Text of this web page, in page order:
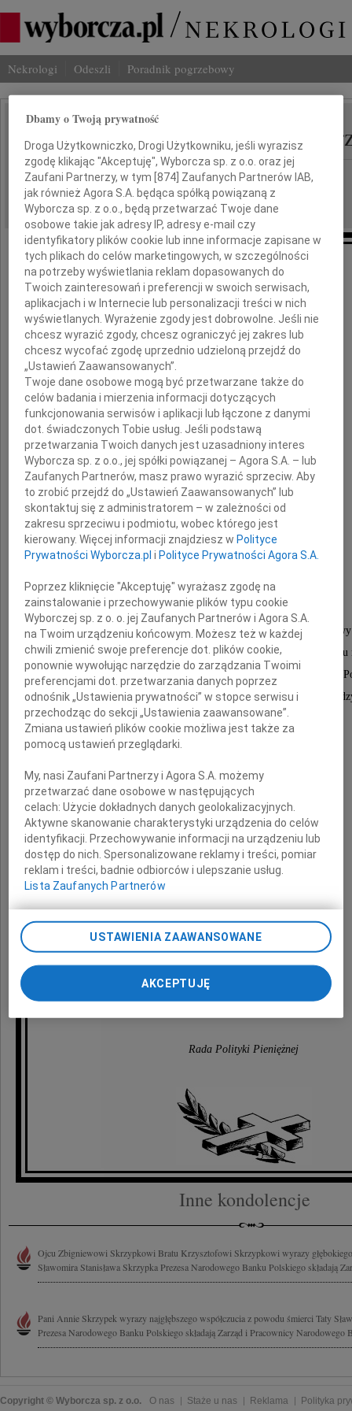
Nekrologi Odeszli Poradnik pogrzebowy
IMIĘ I NAZWISKO: Sławomir Stanisław
REGION: cała Polska
DATA EMISJI: 14.04.2010
"Nie umiera ten, kto trwa w pamięci żywych"
W katastrofie pod Smoleńskiem,
Sławomir Stanisław
Skrzypek
Przewodniczący Rady Polityki Pieniężnej,
Był znakomitym organizatorem.
Z prawdziwym poświęceniem prowadził sprawy
Narodowego Banku Polskiego, którego dobro leżało Mu
Wniósł znaczący wkład w rozwój Narodowego Banku
oraz umacnianie pozycji banku centralnego na arenie
i jego znaczenia w polskiej gospodarce.
Dobrze zasłużył się Ojczyźnie.
Rodzinie
składamy wyrazy szczerego współczucia.
Niech spoczywa w pokoju wiecznym
Rada Polityki Pieniężnej
Inne kondolencje
Ojcu Zbigniewowi Skrzypkowi Bratu Krzysztofowi Skrzypkowi wyrazy
Sławomira Stanisława Skrzypka Prezesa Narodowego Banku Polskiego składają
Pani Annie Skrzypek wyrazy najgłębszego współczucia z powodu śmierci Taty
Prezesa Narodowego Banku Polskiego składają Zarząd i Pracownicy Narodowego
Copyright © Wyborcza sp. z o.o. O nas Staże u nas Reklama Polityka
Dbamy o Twoją prywatność
Droga Użytkowniczko, Drogi Użytkowniku, jeśli wyrazisz
zgodę klikając "Akceptuję", Wyborcza sp. z o.o. oraz jej
Zaufani Partnerzy, w tym [874 ] Zaufanych Partnerów IAB,
jak również Agora S.A. będąca spółką powiązaną z
Wyborcza sp. z o.o., będą przetwarzać Twoje dane
osobowe takie jak adresy IP, adresy e-mail czy
identyfikatory plików cookie lub inne informacje zapisane w
tych plikach do celów marketingowych, w szczególności
na potrzeby wyświetlania reklam dopasowanych do
Twoich zainteresowań i preferencji w swoich serwisach,
aplikacjach i w Internecie lub personalizacji treści w nich
wyświetlanych. Wyrażenie zgody jest dobrowolne. Jeśli nie
chcesz wyrazić zgody, chcesz ograniczyć jej zakres lub
chcesz wycofać zgodę uprzednio udzieloną przejdź do
„Ustawień Zaawansowanych”.
Twoje dane osobowe mogą być przetwarzane także do
celów badania i mierzenia informacji dotyczących
funkcjonowania serwisów i aplikacji lub łączone z danymi
dot. świadczonych Tobie usług. Jeśli podstawą
przetwarzania Twoich danych jest uzasadniony interes
Wyborcza sp. z o.o., jej spółki powiązanej – Agora S.A. – lub
Zaufanych Partnerów, masz prawo wyrazić sprzeciw. Aby
to zrobić przejdź do „Ustawień Zaawansowanych” lub
skontaktuj się z administratorem – w zależności od
zakresu sprzeciwu i podmiotu, wobec którego jest
kierowany. Więcej informacji znajdziesz w Polityce
Prywatności Wyborcza.pl i Polityce Prywatności Agora S.A.
Poprzez kliknięcie "Akceptuję" wyrażasz zgodę na
zainstalowanie i przechowywanie plików typu cookie
Wyborczej sp. z o. o. jej Zaufanych Partnerów i Agora S.A.
na Twoim urządzeniu końcowym. Możesz też w każdej
chwili zmienić swoje preferencje dot. plików cookie,
ponownie wywołując narzędzie do zarządzania Twoimi
preferencjami dot. przetwarzania danych poprzez
odnośnik „Ustawienia prywatności” w stopce serwisu i
przechodząc do sekcji „Ustawienia zaawansowane”.
Zmiana ustawień plików cookie możliwa jest także za
pomocą ustawień przeglądarki.
My, nasi Zaufani Partnerzy i Agora S.A. możemy
przetwarzać dane osobowe w następujących
celach:Użycie dokładnych danych geolokalizacyjnych.
Aktywne skanowanie charakterystyki urządzenia do celów
identyfikacji. Przechowywanie informacji na urządzeniu lub
dostęp do nich. Spersonalizowane reklamy i treści, pomiar
reklam i treści, badnie odbiorców i ulepszanie usług.
Lista Zaufanych Partnerów
USTAWIENIA ZAAWANSOWANE
AKCEPTUJĘ